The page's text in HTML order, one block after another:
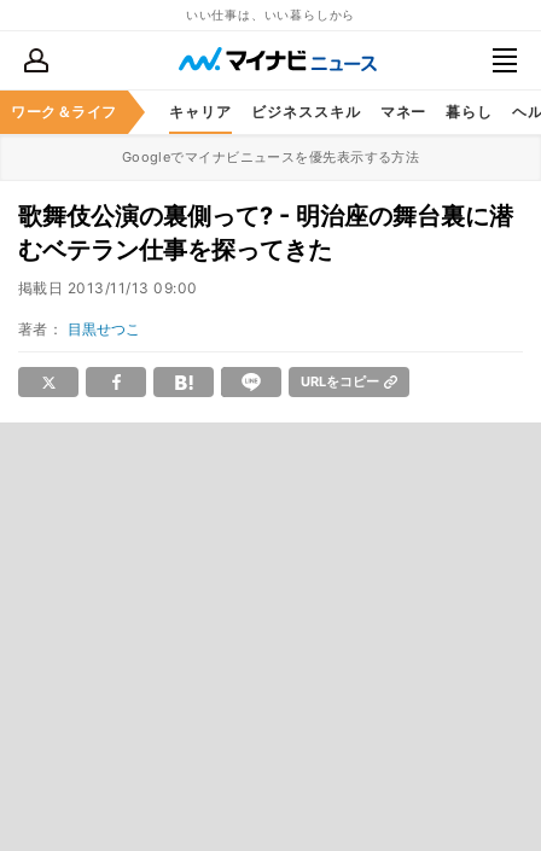
いい仕事は、いい暮らしから
ワーク＆ライフ キャリア ビジネススキル マネー 暮らし ヘ
Googleでマイナビニュースを優先表示する方法
歌舞伎公演の裏側って? - 明治座の舞台裏に潜
むベテラン仕事を探ってきた
掲載日 2013/11/13 09:00
著者： 目黒せつこ
URLをコピー